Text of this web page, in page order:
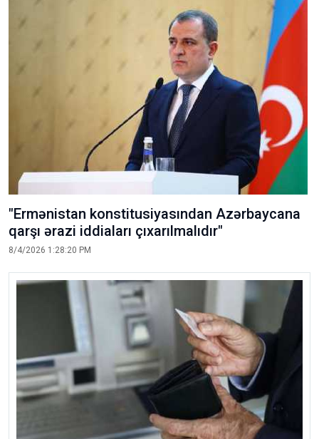
"Ermənistan konstitusiyasından Azərbaycana
qarşı ərazi iddiaları çıxarılmalıdır"
8/4/2026 1:28:20 PM